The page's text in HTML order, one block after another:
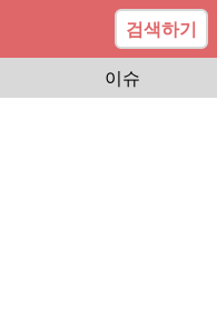
검색하기
이슈